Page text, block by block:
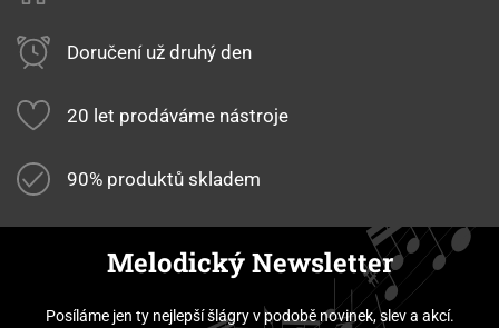
Doručení už druhý den
20 let prodáváme nástroje
90% produktů skladem
Melodický Newsletter
Posíláme jen ty nejlepší šlágry v podobě novinek, slev a akcí.